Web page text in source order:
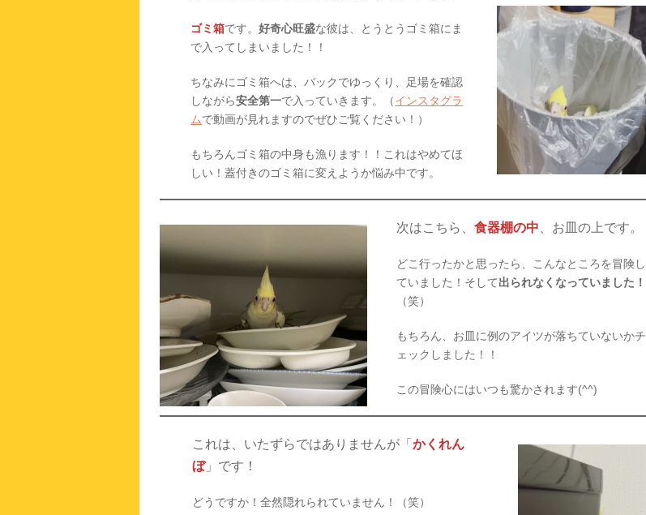
ゴミ箱です。好奇心旺盛な彼は、とうとうゴミ箱にま
で入ってしまいました！！
ちなみにゴミ箱へは、バックでゆっくり、足場を確認
しながら安全第一で入っていきます。（インスタグラ
ムで動画が見れますのでぜひご覧ください！）
もちろんゴミ箱の中身も漁ります！！これはやめてほ
しい！蓋付きのゴミ箱に変えようか悩み中です。
次はこちら、 食器棚の中 、お皿の上です。
どこ行ったかと思ったら、こんなところを冒険し
ていました！そして出られなくなっていました！
（笑）
もちろん、お皿に例のアイツが落ちていないかチ
ェックしました！！
この冒険心にはいつも驚かされます(^^)
これは、いたずらではありませんが「かくれん
ぼ」です！
どうですか！全然隠れられていません！（笑）